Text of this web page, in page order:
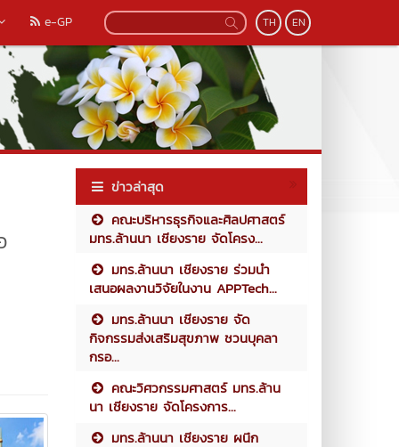
e-GP TH EN
ข่าวล่าสุด
คณะบริหารธุรกิจและศิลปศาสตร์
มทร.ล้านนา เชียงราย จัดโครง...
มทร.ล้านนา เชียงราย ร่วมนำ
เสนอผลงานวิจัยในงาน APPTech...
มทร.ล้านนา เชียงราย จัด
กิจกรรมส่งเสริมสุขภาพ ชวนบุคลา
กรอ...
คณะวิศวกรรมศาสตร์ มทร.ล้าน
นา เชียงราย จัดโครงการ...
มทร.ล้านนา เชียงราย ผนึก